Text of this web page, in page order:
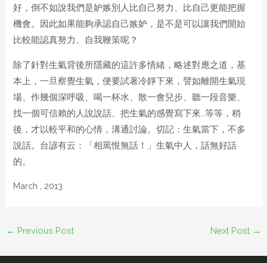
好，倒不如說我們是妒嫉別人比自己努力、比自己更能把握
機會。因此如果能夠承認自己嫉妒，是不是可以讓我們開始
比較能認真努力、自我鞭策呢？
除了針對生氣背後所隱藏的這許多情緒，略述對應之道，基
本上，一旦察覺生氣，便要試著冷靜下來，譬如離開生氣現
場、作幾個深呼吸、喝一杯水、散一會兒步、聽一段音樂、
找一個可信賴的人說說話、把生氣的感覺寫下來…等等，稍
後，才以較平和的心情，溝通討論。切記：生氣當下，不多
說話。台諺有云：「相罵恨無話！」生氣中人，話無好話
的。
March , 2013
← Previous Post Next Post →